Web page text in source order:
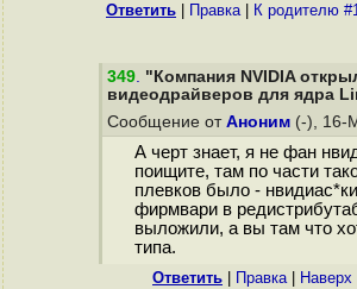
Ответить Правка| К родителю
349. "Компания NVIDIA
видеодрайверов для ядра
Сообщение от Аноним (-), 16-
А черт знает, я не фан
поищите, там по части
плевков было -
фирмвари в
выложили, а вы там что
типа.
Ответить Правка| Наверх